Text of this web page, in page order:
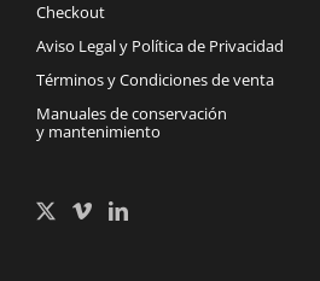
Checkout
Aviso Legal y Política de Privacidad
Términos y Condiciones de venta
Manuales de conservación
y mantenimiento